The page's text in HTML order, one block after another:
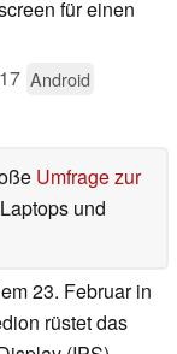
für einen
Android
Umfrage zur
und
23. Februar in
rüstet das